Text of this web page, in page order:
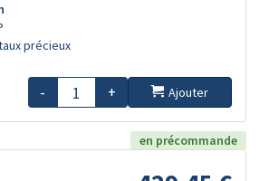
précieux
- + Ajouter
en précommande